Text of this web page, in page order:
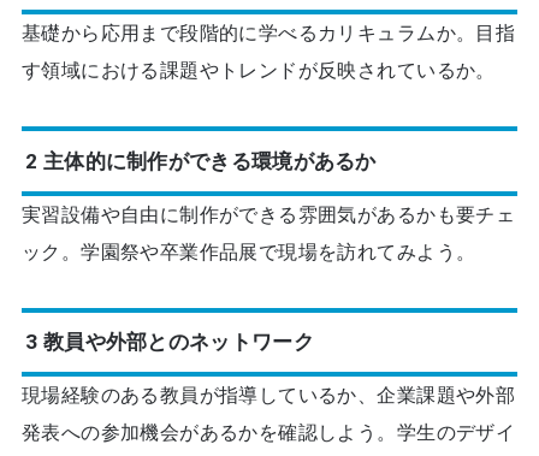
基礎から応用まで段階的に学べるカリキュラムか。目指
す領域における課題やトレンドが反映されているか。
2 主体的に制作ができる環境があるか
実習設備や自由に制作ができる雰囲気があるかも要チェ
ック。学園祭や卒業作品展で現場を訪れてみよう。
3 教員や外部とのネットワーク
現場経験のある教員が指導しているか、企業課題や外部
発表への参加機会があるかを確認しよう。学生のデザイ